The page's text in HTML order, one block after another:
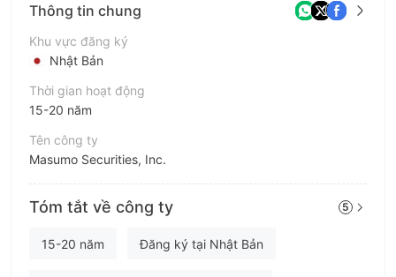
Thông tin chung
Khu vực đăng ký
Nhật Bản
Thời gian hoạt động
15-20 năm
Tên công ty
Masumo Securities, Inc.
Viết tắt
Masumo
Nhân viên doanh nghiệp
Tóm tắt về công ty 5
15-20 năm Đăng ký tại Nhật Bản